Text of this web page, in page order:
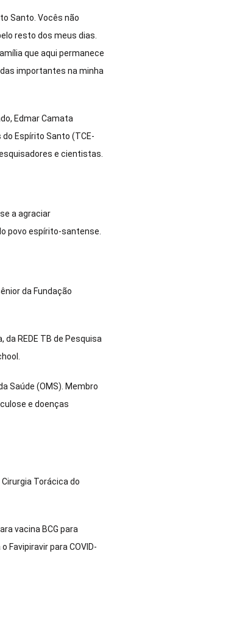
Santo. Vocês não
resto dos meus dias.
que aqui permanece
importantes na minha
Edmar Camata
Espírito Santo (TCE-
e cientistas.
a agraciar
povo espírito-santense.
da Fundação
REDE TB de Pesquisa
Saúde (OMS). Membro
e doenças
Torácica do
vacina BCG para
Favipiravir para COVID-